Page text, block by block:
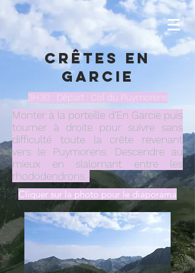
Crêtes EN
Garcie
3H30 : Départ : Col du Puymorens
Monter à la porteille d'En Garcie puis
tourner à droite pour suivre sans
difficulté toute la crête revenant
vers le Puymorens. Descendre au
mieux en slalomant entre les
rhododendrons.
Cliquer sur la photo pour le diaporama